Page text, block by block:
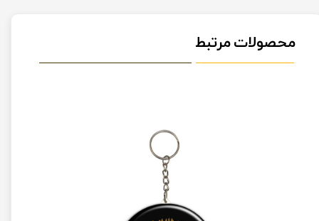
محصولات مرتبط